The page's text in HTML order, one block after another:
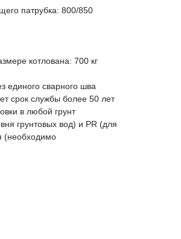
патрубка: 800/850
котлована: 700 кг
единого сварного шва
срок службы более 50 лет
в любой грунт
грунтовых вод) и PR (для
(необходимо